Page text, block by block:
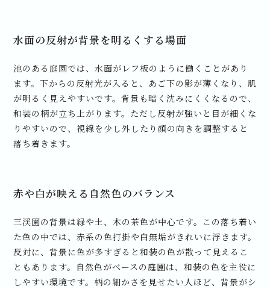
水面の反射が背景を明るくする場面
池のある庭園では、水面がレフ板のように働くことがあり
ます。下からの反射光が入ると、あご下の影が薄くなり、肌
が明るく見えやすいです。背景も暗く沈みにくくなるので、
和装の柄が立ち上がります。ただし反射が強いと目が細くな
りやすいので、視線を少し外したり顔の向きを調整すると
落ち着きます。
赤や白が映える自然色のバランス
三渓園の背景は緑や土、木の茶色が中心です。この落ち着い
た色の中では、赤系の色打掛や白無垢がきれいに浮きます。
反対に、背景に色が多すぎると和装の色が散って見えるこ
ともあります。自然色がベースの庭園は、和装の色を主役に
しやすい環境です。柄の細かさを見せたい人ほど、背景がシ